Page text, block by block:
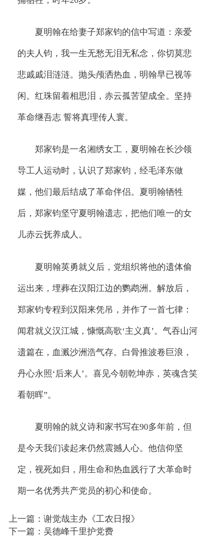
夏明翰在给妻子郑家钧的信中写道：亲爱
的夫人钧，我一生无愁无泪无私念，你切莫悲
悲戚戚泪涟涟。抛头颅洒热血，明翰早已视等
闲。红珠留着相思泪，赤云孤苦望成全。坚持
革命继吾志 誓将真理传人寰。
郑家钧是一名湘绣女工，夏明翰在长沙领
导工人运动时，认识了郑家钧，经毛泽东做
媒，他们最后结成了革命伴侣。夏明翰牺牲
后，郑家钧坚守夏明翰遗志，把他们唯一的女
儿赤云抚养成人。
夏明翰英勇就义后，党组织将他的遗体偷
运出来，埋葬在汉阳江边的鹦鹉洲。解放后，
郑家钧专程到汉阳来凭吊，并作了一首七律：
闻君就义汉江城，慷慨高歌‘主义真’。气吞山河
遗篇在，血溅沙洲浩气存。白骨推波卷巨浪，
丹心永照‘后来人’。喜见今朝乾坤赤，英魂含笑
看朝晖”。
夏明翰的就义诗和家书写在90多年前，但
是今天我们读起来仍然震撼人心。他信仰坚
定，视死如归，用生命和热血践行了大革命时
期一名优秀共产党员的初心和使命。
上一篇：谢觉哉主办《工农日报》
下一篇：吴德峰千里护党费